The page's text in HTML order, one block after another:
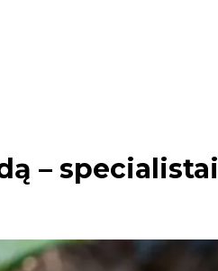
– specialistai